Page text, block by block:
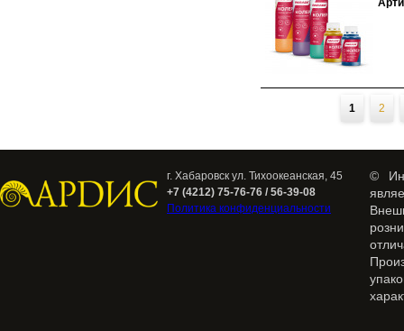
1 2
г. Хабаровск ул. Тихоокеанская, 45
+7 (4212) 75-76-76 / 56-39-08
Политика конфиденциальности
©